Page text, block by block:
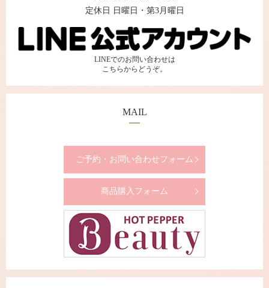
定休日 日曜日・第3月曜日
LINEでのお問い合わせは
こちらからどうぞ。
MAIL
ご予約・お問い合わせフォーム
商品購入フォーム